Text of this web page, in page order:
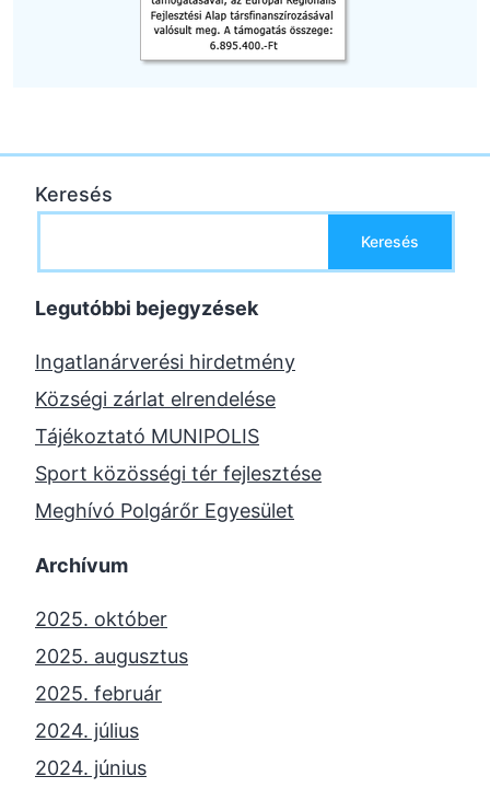
Keresés
Keresés
Legutóbbi bejegyzések
Ingatlanárverési hirdetmény
Községi zárlat elrendelése
Tájékoztató MUNIPOLIS
Sport közösségi tér fejlesztése
Meghívó Polgárőr Egyesület
Archívum
2025. október
2025. augusztus
2025. február
2024. július
2024. június